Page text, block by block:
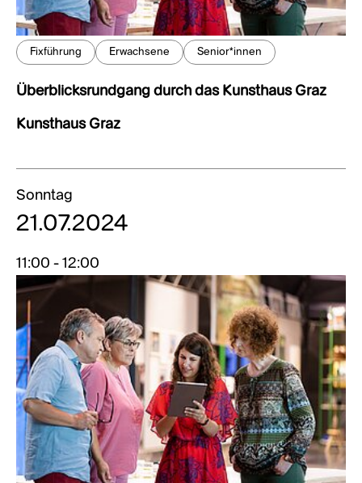
Fixführung Erwachsene Senior*innen
Überblicksrundgang durch das Kunsthaus Graz
Kunsthaus Graz
Sonntag
21.07.2024
11:00 - 12:00